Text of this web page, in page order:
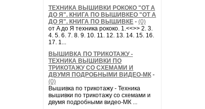
ТЕХНИКА ВЫШИВКИ РОКОКО "ОТ А
ДО Я". КНИГА ПО ВЫШИВКЕО "ОТ А
ДО Я". КНИГА ПО ВЫШИВКЕ - (0)
от A до Я техника рококо. 1.<<>> 2. 3.
4. 5. 6. 7. 8. 9. 10. 11. 12. 13. 14. 15. 16.
17. 1...
ВЫШИВКА ПО ТРИКОТАЖУ -
ТЕХНИКА ВЫШИВКИ ПО
ТРИКОТАЖУ СО СХЕМАМИ И
ДВУМЯ ПОДРОБНЫМИ ВИДЕО-МК -
(0)
Вышивка по трикотажу - Техника
вышивки по трикотажу со схемами и
двумя подробными видео-МК ...